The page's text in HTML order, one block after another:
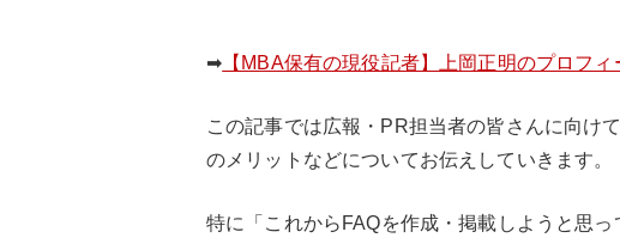
➡ 【MBA保有の現役記者】上岡正明のプロフィ
この記事では広報・PR担当者の皆さんに向け
のメリットなどについてお伝えしていきます。
特に「これからFAQを作成・掲載しようと思